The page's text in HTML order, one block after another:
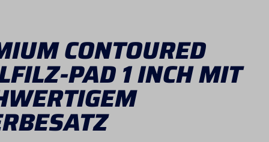
CONTOURED
PAD 1 INCH MIT